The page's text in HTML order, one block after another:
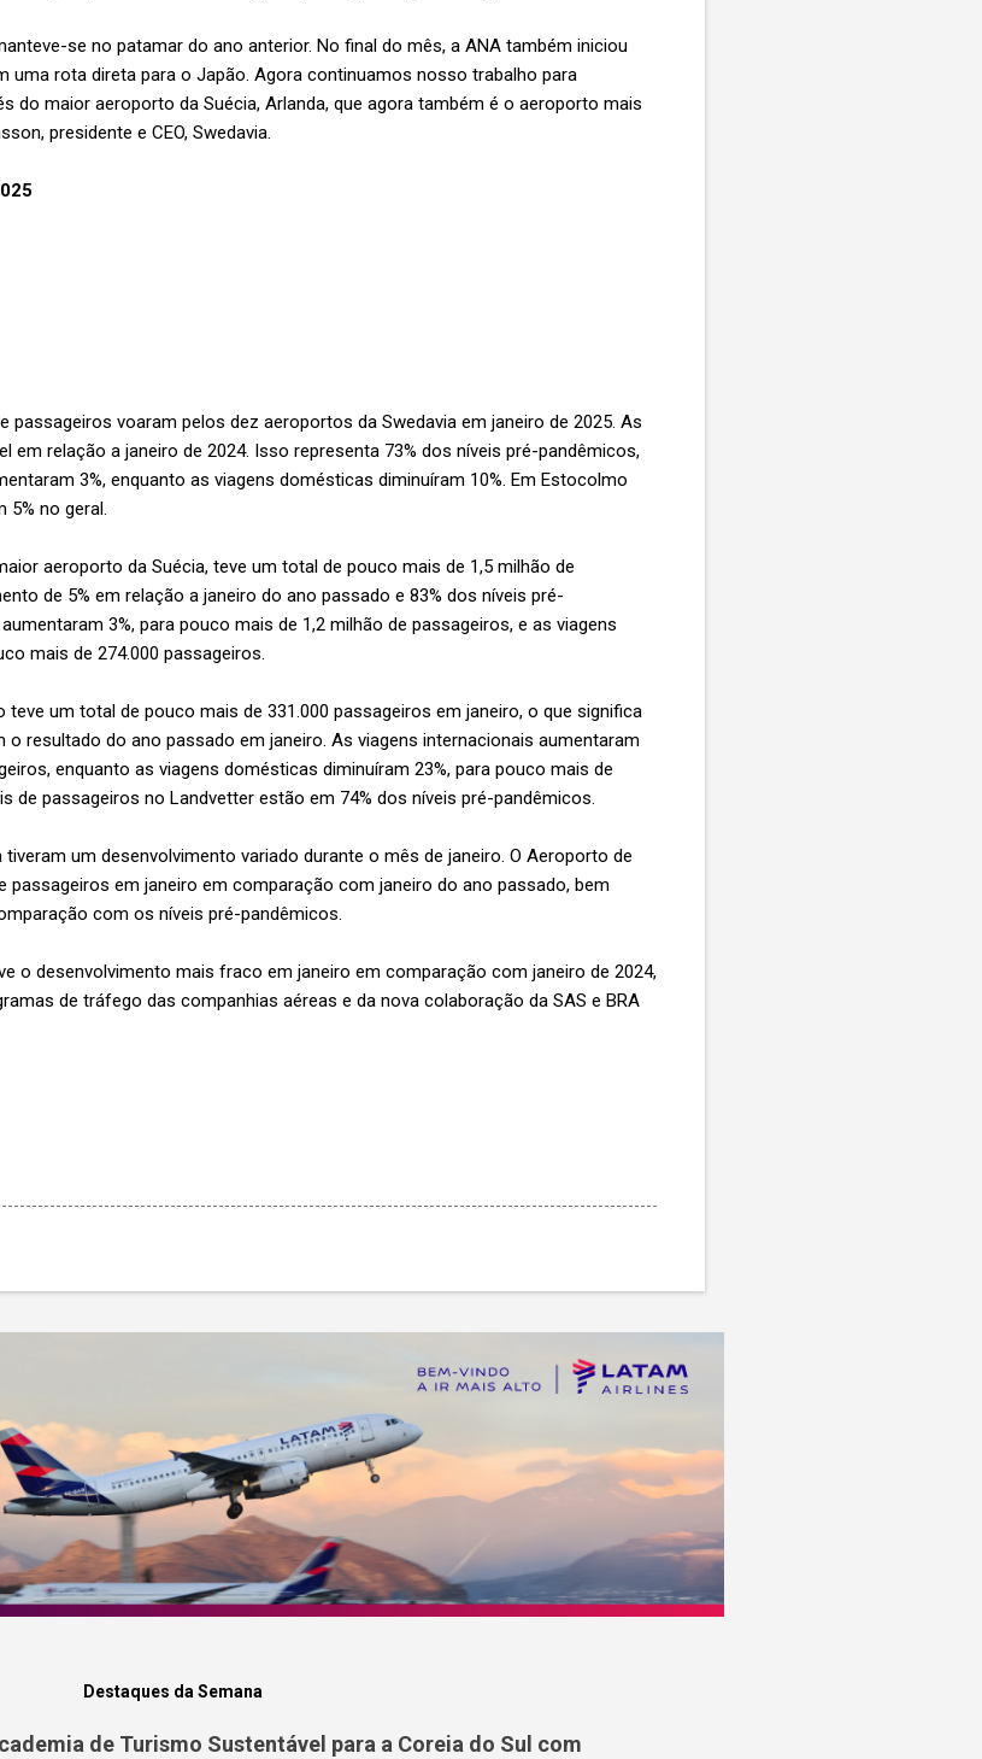
se no patamar do ano anterior. No final do mês, a ANA também iniciou
uma rota direta para o Japão. Agora continuamos nosso trabalho para
do maior aeroporto da Suécia, Arlanda, que agora também é o aeroporto mais
presidente e CEO, Swedavia.
passageiros voaram pelos dez aeroportos da Swedavia em janeiro de 2025. As
em relação a janeiro de 2024. Isso representa 73% dos níveis pré-pandêmicos,
3%, enquanto as viagens domésticas diminuíram 10%. Em Estocolmo
5% no geral.
aeroporto da Suécia, teve um total de pouco mais de 1,5 milhão de
de 5% em relação a janeiro do ano passado e 83% dos níveis pré-
3%, para pouco mais de 1,2 milhão de passageiros, e as viagens
mais de 274.000 passageiros.
um total de pouco mais de 331.000 passageiros em janeiro, o que significa
o resultado do ano passado em janeiro. As viagens internacionais aumentaram
enquanto as viagens domésticas diminuíram 23%, para pouco mais de
de passageiros no Landvetter estão em 74% dos níveis pré-pandêmicos.
um desenvolvimento variado durante o mês de janeiro. O Aeroporto de
passageiros em janeiro em comparação com janeiro do ano passado, bem
com os níveis pré-pandêmicos.
o desenvolvimento mais fraco em janeiro em comparação com janeiro de 2024,
de tráfego das companhias aéreas e da nova colaboração da SAS e BRA
Destaques da Semana
de Turismo Sustentável para a Coreia do Sul com